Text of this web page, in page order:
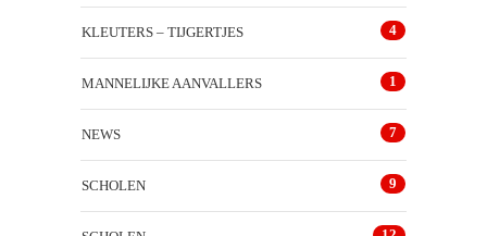
KLEUTERS – TIJGERTJES 4
MANNELIJKE AANVALLERS 1
NEWS 7
SCHOLEN 9